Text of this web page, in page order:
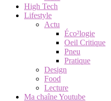
High Tech
Lifestyle
Actu
Éco²logie
Oeil Critique
Pneu
Pratique
Design
Food
Lecture
Ma chaîne Youtube